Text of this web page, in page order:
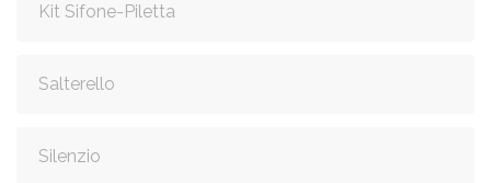
Kit Sifone-Piletta
Salterello
Silenzio